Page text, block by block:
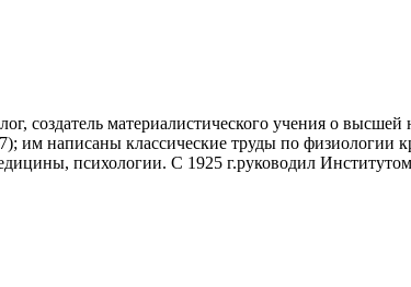
создатель материалистического учения о
им написаны классические труды по физиологии
психологии. С 1925 г.руководил